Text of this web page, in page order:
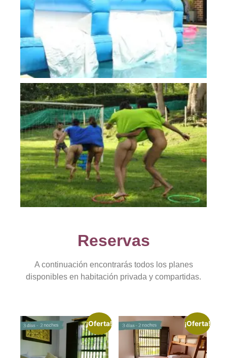
Reservas
A continuación encontrarás todos los planes
disponibles en habitación privada y compartidas.
¡Oferta! ¡Oferta!